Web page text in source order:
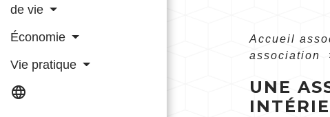
de vie
Économie
Vie pratique
language
Accueil
association
UNE